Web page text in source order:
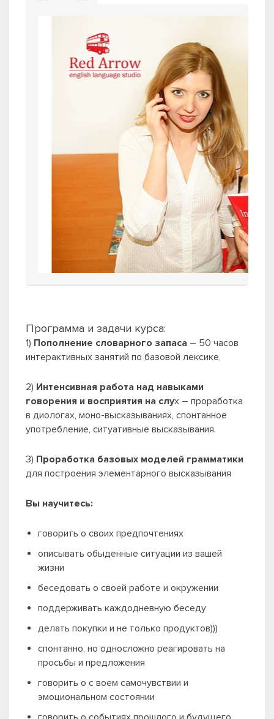
Программа и задачи курса:
1) Пополнение словарного запаса – 50 часов
интерактивных занятий по базовой лексике,
2) Интенсивная работа над навыками
говорения и восприятия на слух – проработка
в диологах, моно-высказываниях, спонтанное
употребление, ситуативные высказывания.
3) Проработка базовых моделей грамматики
для построения элементарного высказывания
Вы научитесь:
говорить о своих предпочтениях
описывать обыденные ситуации из вашей
жизни
беседовать о своей работе и окружении
поддерживать каждодневную беседу
делать покупки и не только продуктов)))
спонтанно, но односложно реагировать на
просьбы и предложения
говорить о с воем самочувствии и
эмоциональном состоянии